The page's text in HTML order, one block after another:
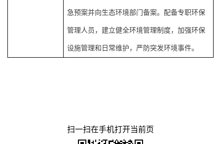
急预案并向生态环境部门备案。配备专职环保
管理人员，建立健全环境管理制度，加强环保
设施管理和日常维护，严防突发环境事件。
扫一扫在手机打开当前页